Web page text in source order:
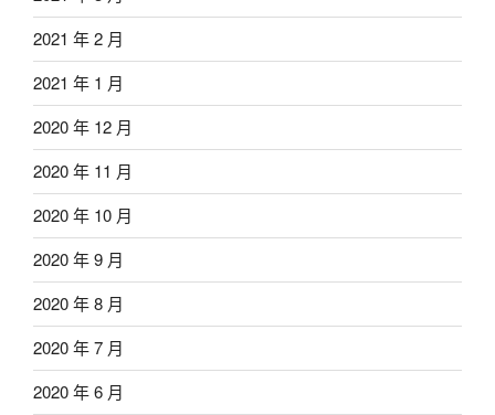
2021 年 2 月
2021 年 1 月
2020 年 12 月
2020 年 11 月
2020 年 10 月
2020 年 9 月
2020 年 8 月
2020 年 7 月
2020 年 6 月